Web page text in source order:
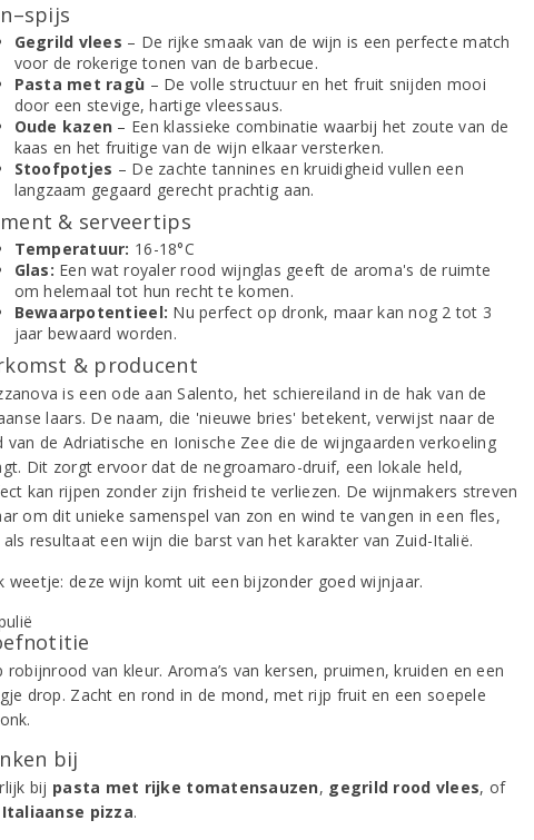
Gegrild vlees – De rijke smaak van de wijn is een perfecte match
voor de rokerige tonen van de barbecue.
Pasta met ragù – De volle structuur en het fruit snijden mooi
door een stevige, hartige vleessaus.
Oude kazen – Een klassieke combinatie waarbij het zoute van de
kaas en het fruitige van de wijn elkaar versterken.
Stoofpotjes – De zachte tannines en kruidigheid vullen een
langzaam gegaard gerecht prachtig aan.
& serveertips
Temperatuur: 16-18°C
Glas: Een wat royaler rood wijnglas geeft de aroma's de ruimte
om helemaal tot hun recht te komen.
Bewaarpotentieel: Nu perfect op dronk, maar kan nog 2 tot 3
jaar bewaard worden.
& producent
is een ode aan Salento, het schiereiland in de hak van de
laars. De naam, die 'nieuwe bries' betekent, verwijst naar de
van de Adriatische en Ionische Zee die de wijngaarden verkoeling
Dit zorgt ervoor dat de negroamaro-druif, een lokale held,
kan rijpen zonder zijn frisheid te verliezen. De wijnmakers streven
om dit unieke samenspel van zon en wind te vangen in een fles,
resultaat een wijn die barst van het karakter van Zuid-Italië.
weetje: deze wijn komt uit een bijzonder goed wijnjaar.
robijnrood van kleur. Aroma’s van kersen, pruimen, kruiden en een
drop. Zacht en rond in de mond, met rijp fruit en een soepele
bij
bij pasta met rijke tomatensauzen, gegrild rood vlees, of
Italiaanse pizza.